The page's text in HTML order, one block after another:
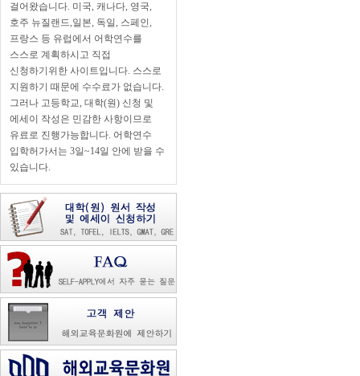
걸어왔습니다. 미국, 캐나다, 영국,
호주 뉴질랜드,일본, 독일, 스페인,
프랑스 등 유럽에서 어학연수를
스스로 계획하시고 직접
신청하기위한 사이트입니다. 스스로
지원하기 때문에 수수료가 없습니다.
그러나 고등학교, 대학(원) 신청 및
에세이 작성은 민감한 사항이므로
유료로 진행가능합니다. 어학연수
입학허가서는 3일~14일 안에 받을 수
있습니다.